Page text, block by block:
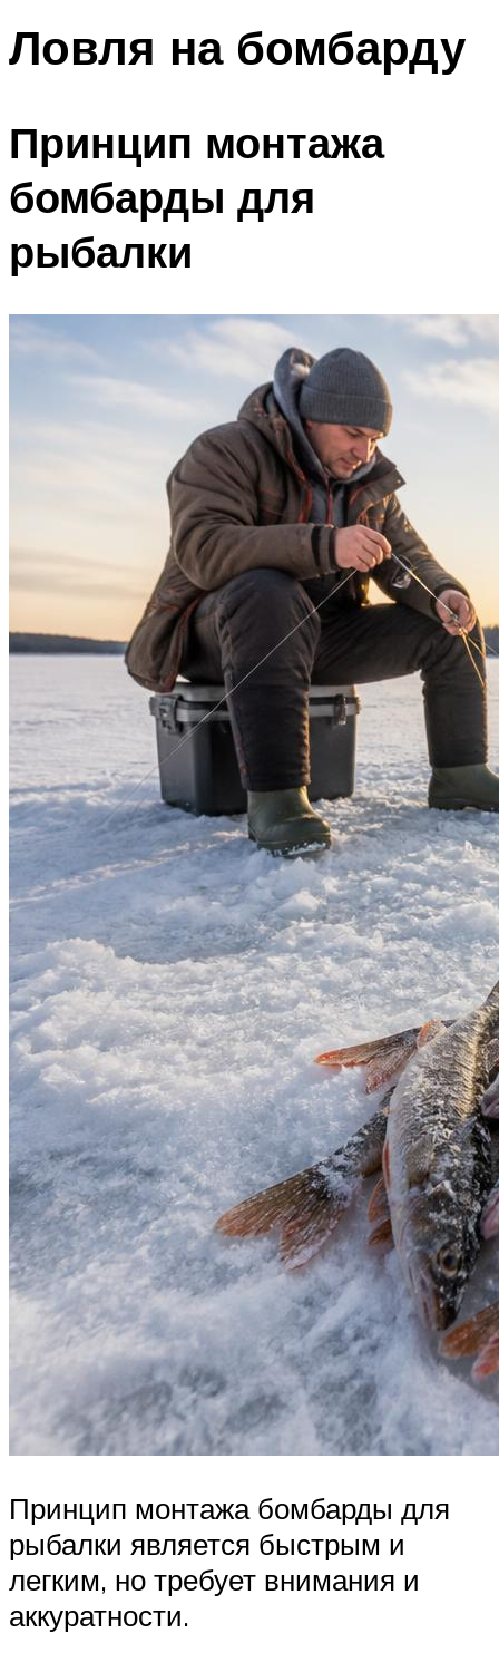
Ловля на бомбарду
Принцип монтажа
бомбарды для
рыбалки
Принцип монтажа бомбарды для
рыбалки является быстрым и
легким, но требует внимания и
аккуратности.